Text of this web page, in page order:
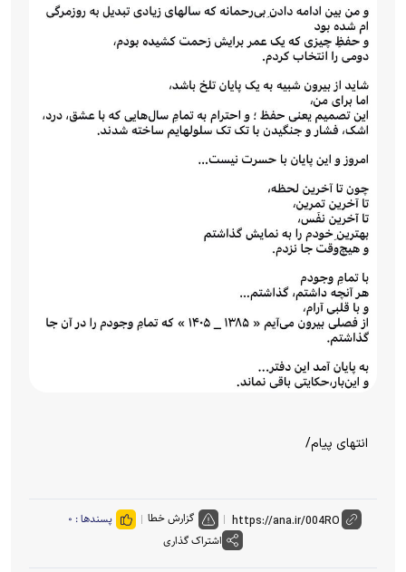
انتهای پیام/
گزارش خطا پسندها : ۰
اشتراک گذاری